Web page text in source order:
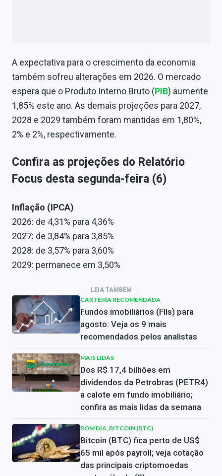
A expectativa para o crescimento da economia
também sofreu alterações em 2026. O mercado
espera que o Produto Interno Bruto (PIB) aumente
1,85% este ano. As demais projeções para 2027,
2028 e 2029 também foram mantidas em 1,80%,
2% e 2%, respectivamente.
Confira as projeções do Relatório
Focus desta segunda-feira (6)
Inflação (IPCA)
2026: de 4,31% para 4,36%
2027: de 3,84% para 3,85%
2028: de 3,57% para 3,60%
2029: permanece em 3,50%
LEIA TAMBÉM
CARTEIRA RECOMENDADA
Fundos imobiliários (FIIs) para
agosto: Veja os 9 mais
recomendados pelos analistas
MAIS LIDAS
Dos R$ 17,4 bilhões em
dividendos da Petrobras (PETR4)
a calote em fundo imobiliário;
confira as mais lidas da semana
BOM DIA, BITCOIN (BTC)
Bitcoin (BTC) fica perto de US$
65 mil após payroll; veja cotação
das principais criptomoedas